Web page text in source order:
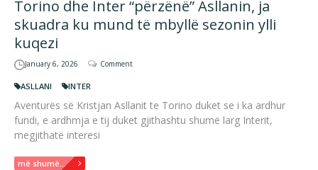
Torino dhe Inter “përzënë” Asllanin, ja
skuadra ku mund të mbyllë sezonin ylli
kuqezi
January 6, 2026 Comment
ASLLANI INTER
Aventurës së Kristjan Asllanit te Torino duket se i ka ardhur
fundi, e ardhmja e tij duket gjithashtu shumë larg Interit,
megjithatë interesi
më shumë...